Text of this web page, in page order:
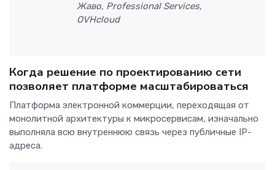
Жаво, Professional Services,
OVHcloud
Когда решение по проектированию сети
позволяет платформе масштабироваться
Платформа электронной коммерции, переходящая от
монолитной архитектуры к микросервисам, изначально
выполняла всю внутреннюю связь через публичные IP-
адреса.